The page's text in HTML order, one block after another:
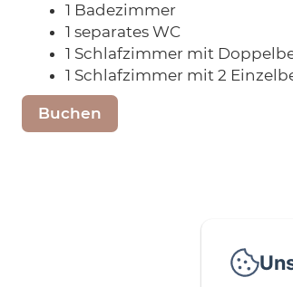
1 Badezimmer
1 separates WC
1 Schlafzimmer mit
1 Schlafzimmer mit 2
Buchen